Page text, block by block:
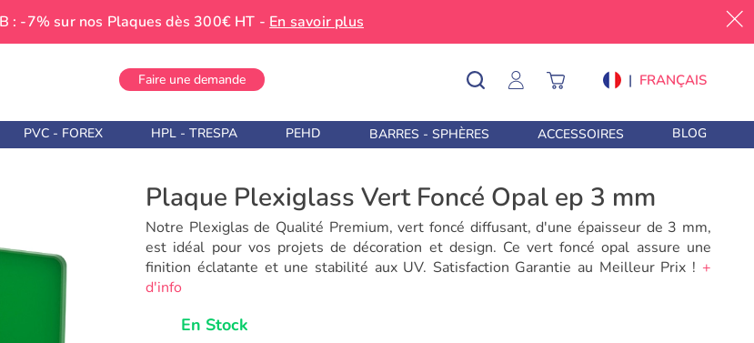
: -7% sur nos Plaques dès 300€ HT - En savoir plus
Faire une demande | FRANÇAIS
PVC - FOREX HPL - TRESPA PEHD BARRES - SPHÈRES ACCESSOIRES
BLOG
Plaque Plexiglass Vert Foncé Opal ep 3 mm
Notre Plexiglas de Qualité Premium, vert foncé diffusant, d'une épaisseur de 3 mm,
est idéal pour vos projets de décoration et design. Ce vert foncé opal assure une
finition éclatante et une stabilité aux UV. Satisfaction Garantie au Meilleur Prix ! +
d'info
En Stock